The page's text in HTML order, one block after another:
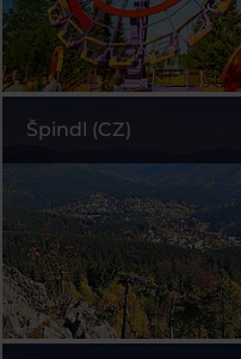
Špindl (CZ)